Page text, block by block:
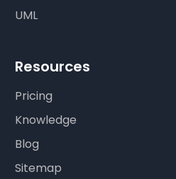
UML
Resources
Pricing
Knowledge
Blog
Sitemap